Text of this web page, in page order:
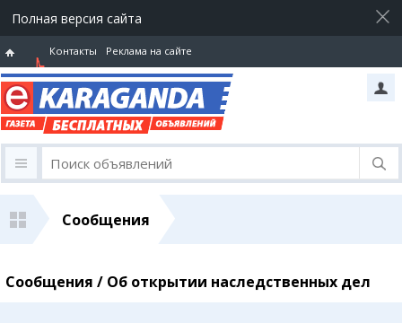
Полная версия сайта
Горячая
линия
Контакты Реклама на сайте
Сообщения
Сообщения / Об открытии наследственных дел